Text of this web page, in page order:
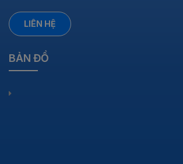
LIÊN HỆ
BẢN ĐỒ